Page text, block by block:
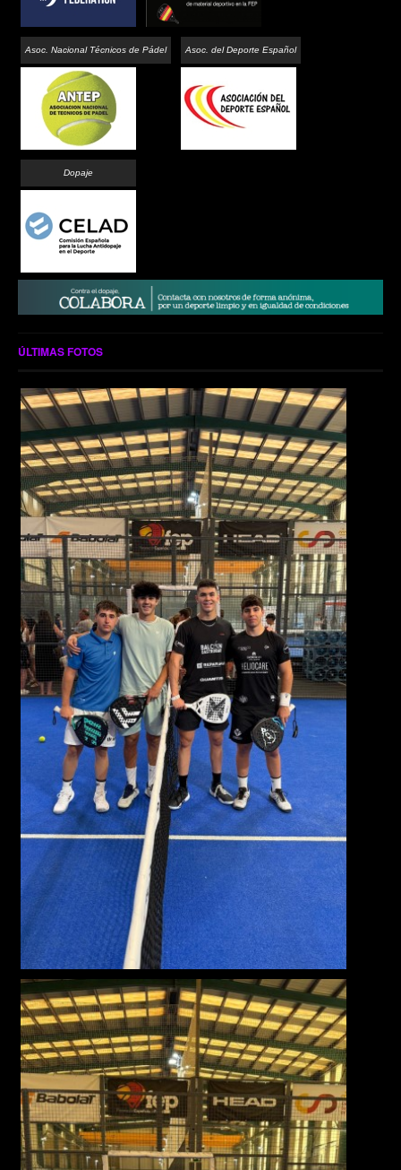
Asoc. Nacional Técnicos de Pádel Asoc. del Deporte Español
Dopaje
ÚLTIMAS FOTOS